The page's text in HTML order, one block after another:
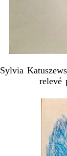
Sylvia
relevé